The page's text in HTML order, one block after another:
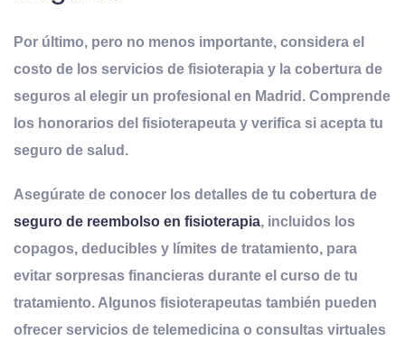
Por último, pero no menos importante, considera el
costo de los servicios de fisioterapia y la cobertura de
seguros al elegir un profesional en Madrid. Comprende
los honorarios del fisioterapeuta y verifica si acepta tu
seguro de salud.
Asegúrate de conocer los detalles de tu cobertura de
seguro de reembolso en fisioterapia, incluidos los
copagos, deducibles y límites de tratamiento, para
evitar sorpresas financieras durante el curso de tu
tratamiento. Algunos fisioterapeutas también pueden
ofrecer servicios de telemedicina o consultas virtuales